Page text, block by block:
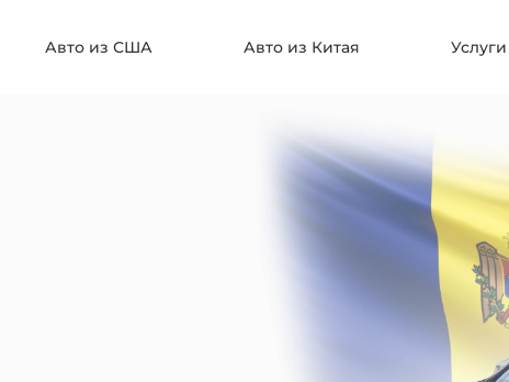
Авто из США Авто из Китая Услуги